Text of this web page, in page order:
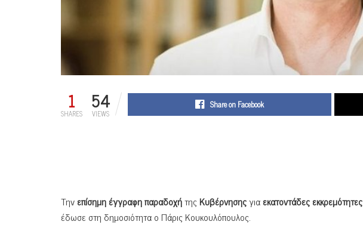
1
SHARES 54
VIEWS
Share on Facebook
Τηνεπίσημη έγγραφη παραδοχήτηςΚυβέρνησηςγιαεκατοντάδες εκκρεμότητες
έδωσε στη δημοσιότητα ο Πάρις Κουκουλόπουλος.